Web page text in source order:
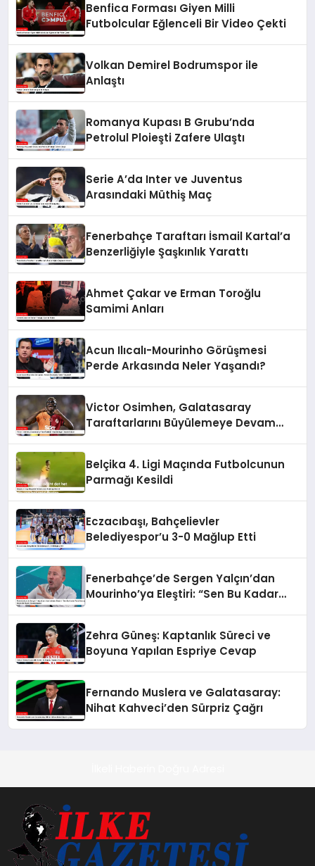
Benfica Forması Giyen Milli
Futbolcular Eğlenceli Bir Video Çekti
Volkan Demirel Bodrumspor ile
Anlaştı
Romanya Kupası B Grubu’nda
Petrolul Ploieşti Zafere Ulaştı
Serie A’da Inter ve Juventus
Arasındaki Müthiş Maç
Fenerbahçe Taraftarı İsmail Kartal’a
Benzerliğiyle Şaşkınlık Yarattı
Ahmet Çakar ve Erman Toroğlu
Samimi Anları
Acun Ilıcalı-Mourinho Görüşmesi
Perde Arkasında Neler Yaşandı?
Victor Osimhen, Galatasaray
Taraftarlarını Büyülemeye Devam
Belçika 4. Ligi Maçında Futbolcunun
Parmağı Kesildi
Eczacıbaşı, Bahçelievler
Belediyespor’u 3-0 Mağlup Etti
Fenerbahçe’de Sergen Yalçın’dan
Mourinho’ya Eleştiri: “Sen Bu Kadar
Zehra Güneş: Kaptanlık Süreci ve
Boyuna Yapılan Espriye Cevap
Fernando Muslera ve Galatasaray:
Nihat Kahveci’den Sürpriz Çağrı